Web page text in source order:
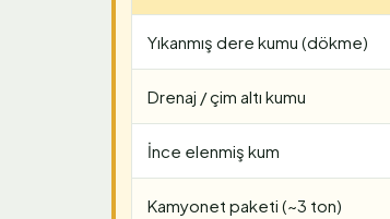
Yıkanmış dere kumu (dökme)
Drenaj / çim altı kumu
İnce elenmiş kum
Kamyonet paketi (~3 ton)